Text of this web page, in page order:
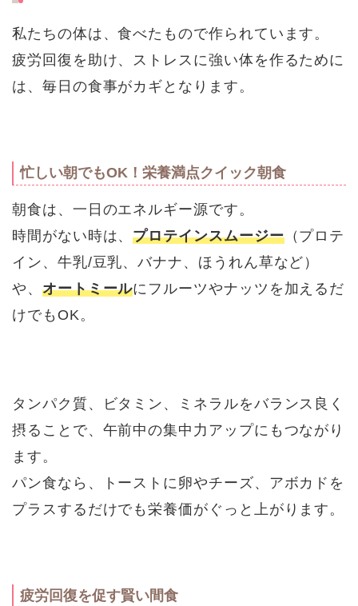
私たちの体は、食べたもので作られています。
疲労回復を助け、ストレスに強い体を作るために
は、毎日の食事がカギとなります。
忙しい朝でもOK！栄養満点クイック朝食
朝食は、一日のエネルギー源です。
時間がない時は、プロテインスムージー（プロテ
イン、牛乳/豆乳、バナナ、ほうれん草など）
や、 オートミールにフルーツやナッツを加えるだ
けでもOK。
タンパク質、ビタミン、ミネラルをバランス良く
摂ることで、午前中の集中力アップにもつながり
ます。
パン食なら、トーストに卵やチーズ、アボカドを
プラスするだけでも栄養価がぐっと上がります。
疲労回復を促す賢い間食